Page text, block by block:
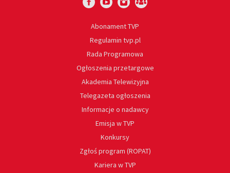
Abonament TVP
Regulamin tvp.pl
Rada Programowa
Ogłoszenia przetargowe
Akademia Telewizyjna
Telegazeta ogłoszenia
Informacje o nadawcy
Emisja w TVP
Konkursy
Zgłoś program (ROPAT)
Kariera w TVP